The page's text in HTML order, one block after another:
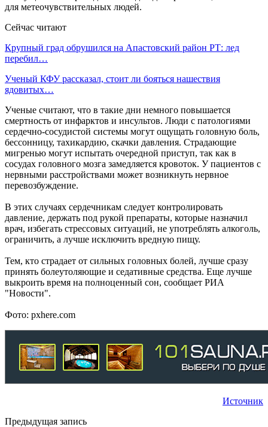
для метеочувствительных людей.
Сейчас читают
Крупный град обрушился на Апастовский район РТ: лед
перебил…
Ученый КФУ рассказал, стоит ли бояться нашествия
ядовитых…
Ученые считают, что в такие дни немного повышается
смертность от инфарктов и инсультов. Люди с патологиями
сердечно-сосудистой системы могут ощущать головную боль,
бессонницу, тахикардию, скачки давления. Страдающие
мигренью могут испытать очередной приступ, так как в
сосудах головного мозга замедляется кровоток. У пациентов с
нервными расстройствами может возникнуть нервное
перевозбуждение.
В этих случаях сердечникам следует контролировать
давление, держать под рукой препараты, которые назначил
врач, избегать стрессовых ситуаций, не употреблять алкоголь,
ограничить, а лучше исключить вредную пищу.
Тем, кто страдает от сильных головных болей, лучше сразу
принять болеутоляющие и седативные средства. Еще лучше
выкроить время на полноценный сон, сообщает РИА
"Новости".
Фото: pxhere.com
Источник
Предыдущая запись